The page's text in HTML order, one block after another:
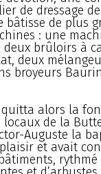
de dressage
de plus
: une
deux brûloirs à
deux
broyeurs
alors la
de la
Auguste la
et avait